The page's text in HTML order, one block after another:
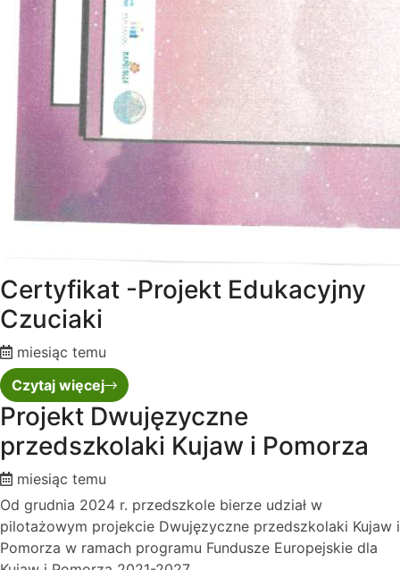
Certyfikat -Projekt Edukacyjny
Czuciaki
miesiąc temu
Czytaj więcej
Projekt Dwujęzyczne
przedszkolaki Kujaw i Pomorza
miesiąc temu
Od grudnia 2024 r. przedszkole bierze udział w
pilotażowym projekcie Dwujęzyczne przedszkolaki Kujaw i
Pomorza w ramach programu Fundusze Europejskie dla